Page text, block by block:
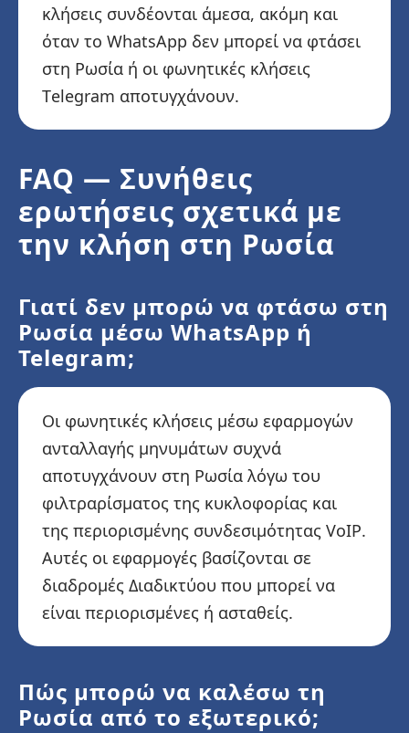
κλήσεις συνδέονται άμεσα, ακόμη και
όταν το WhatsApp δεν μπορεί να φτάσει
στη Ρωσία ή οι φωνητικές κλήσεις
Telegram αποτυγχάνουν.
FAQ — Συνήθεις
ερωτήσεις σχετικά με
την κλήση στη Ρωσία
Γιατί δεν μπορώ να φτάσω στη
Ρωσία μέσω WhatsApp ή
Telegram;
Οι φωνητικές κλήσεις μέσω εφαρμογών
ανταλλαγής μηνυμάτων συχνά
αποτυγχάνουν στη Ρωσία λόγω του
φιλτραρίσματος της κυκλοφορίας και
της περιορισμένης συνδεσιμότητας VoIP.
Αυτές οι εφαρμογές βασίζονται σε
διαδρομές Διαδικτύου που μπορεί να
είναι περιορισμένες ή ασταθείς.
Πώς μπορώ να καλέσω τη
Ρωσία από το εξωτερικό;